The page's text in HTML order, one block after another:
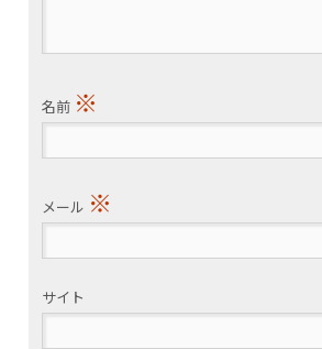
名前 ※
メール ※
サイト